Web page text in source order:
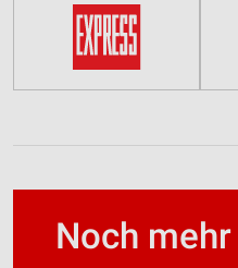
Noch